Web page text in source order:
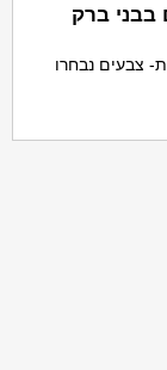
בבני ברק
צבעים נבחרו